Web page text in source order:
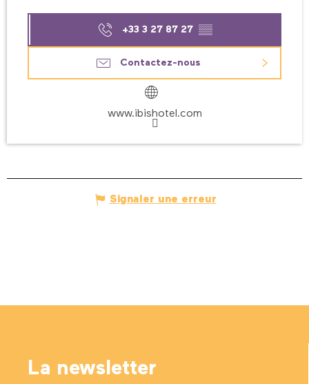
+33 3 27 87 27 ▒▒
Contactez-nous
www.ibishotel.com
Signaler une erreur
La newsletter